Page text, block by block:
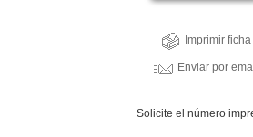
Imprimir ficha
Enviar por
Solicite el número